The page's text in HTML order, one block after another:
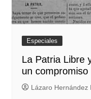
Especiales
La Patria Libre
un compromiso
Lázaro Hernández